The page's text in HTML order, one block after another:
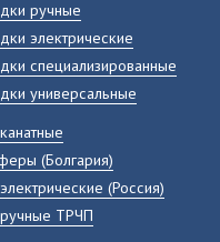
ручные
электрические
специализированные
универсальные
(Болгария)
(Россия)
ТРЧП